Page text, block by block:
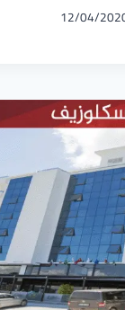
12/04/